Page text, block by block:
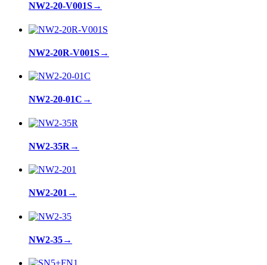
NW2-20-V001S→
NW2-20R-V001S→
NW2-20-01C →
NW2-35R →
NW2-201→
NW2-35→